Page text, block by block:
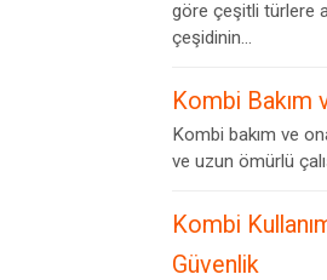
göre çeşitli türlere
çeşidinin...
Kombi Bakım
Kombi bakım ve
ve uzun ömürlü
Kombi
Güvenlik